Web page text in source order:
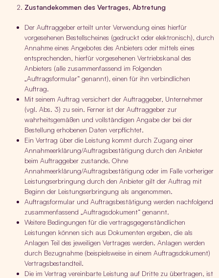
Zustandekommen des Vertrages, Abtretung
Der Auftraggeber erteilt unter Verwendung eines hierfür
vorgesehenen Bestellscheines (gedruckt oder elektronisch), durch
Annahme eines Angebotes des Anbieters oder mittels eines
entsprechenden, hierfür vorgesehenen Vertriebskanal des
Anbieters (alle zusammenfassend im Folgenden
„Auftragsformular“ genannt), einen für ihn verbindlichen
Auftrag.
Mit seinem Auftrag versichert der Auftraggeber, Unternehmer
(vgl. Abs. 3) zu sein. Ferner ist der Auftraggeber zur
wahrheitsgemäßen und vollständigen Angabe der bei der
Bestellung erhobenen Daten verpflichtet.
Ein Vertrag über die Leistung kommt durch Zugang einer
Annahmeerklärung/Auftragsbestätigung durch den Anbieter
beim Auftraggeber zustande. Ohne
Annahmeerklärung/Auftragsbestätigung oder im Falle vorheriger
Leistungserbringung durch den Anbieter gilt der Auftrag mit
Beginn der Leistungserbringung als angenommen.
Auftragsformular und Auftragsbestätigung werden nachfolgend
zusammenfassend „Auftragsdokument“ genannt.
Weitere Bedingungen für die vertragsgegenständlichen
Leistungen können sich aus Dokumenten ergeben, die als
Anlagen Teil des jeweiligen Vertrages werden. Anlagen werden
durch Bezugnahme (beispielsweise in einem Auftragsdokument)
Vertragsbestandteil.
Die im Vertrag vereinbarte Leistung auf Dritte zu übertragen, ist